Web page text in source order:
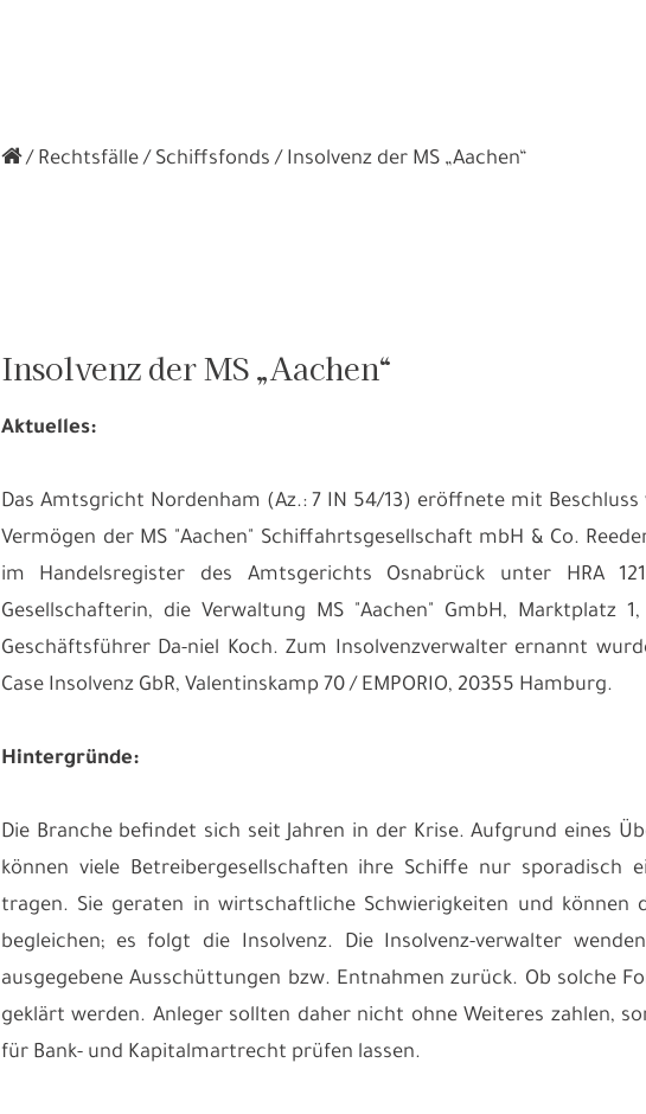
Rechtsfälle Schiffsfonds Insolvenz der MS „Aachen“
Insolvenz der MS „Aachen“
Aktuelles:
Das Amtsgricht Nordenham (Az.: 7 IN 54/13) eröffnete mit
Vermögen der MS "Aachen" Schiffahrtsgesellschaft mbH & Co.
im Handelsregister des Amtsgerichts Osnabrück unter HRA
Gesellschafterin, die Verwaltung MS "Aachen" GmbH, Marktplatz
Geschäftsführer Da-niel Koch. Zum Insolvenzverwalter ernannt
Case Insolvenz GbR, Valentinskamp 70 / EMPORIO, 20355 Hamburg.
Hintergründe:
Die Branche befindet sich seit Jahren in der Krise. Aufgrund eines
können viele Betreibergesellschaften ihre Schiffe nur sporadisch
tragen. Sie geraten in wirtschaftliche Schwierigkeiten und
begleichen; es folgt die Insolvenz. Die Insolvenz-verwalter
ausgegebene Ausschüttungen bzw. Entnahmen zurück. Ob solche
geklärt werden. Anleger sollten daher nicht ohne Weiteres zahlen,
für Bank- und Kapitalmartrecht prüfen lassen.